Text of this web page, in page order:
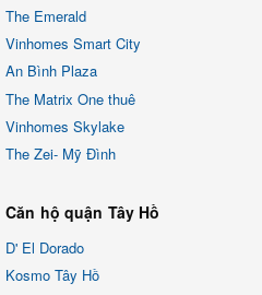
The Emerald
Vinhomes Smart City
An Bình Plaza
The Matrix One thuê
Vinhomes Skylake
The Zei- Mỹ Đình
Căn hộ quận Tây Hồ
D' El Dorado
Kosmo Tây Hồ